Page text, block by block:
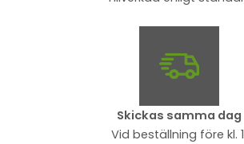
Skickas samma dag
Vid beställning före kl.